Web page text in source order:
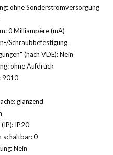
ohne Sonderstromversorgung
0 Milliampère (mA)
Schraubbefestigung
(nach VDE): Nein
ohne Aufdruck
9010
glänzend
IP20
schaltbar: 0
Nein